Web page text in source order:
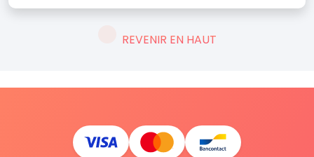
REVENIR EN HAUT